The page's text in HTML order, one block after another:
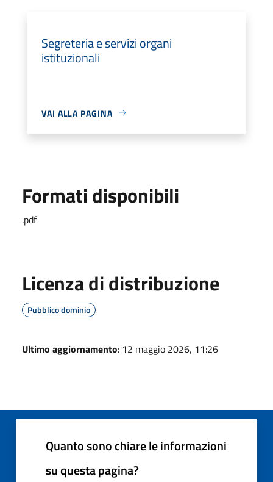
Segreteria e servizi organi
istituzionali
VAI ALLA PAGINA
Formati disponibili
.pdf
Licenza di distribuzione
Pubblico dominio
Ultimo aggiornamento: 12 maggio 2026, 11:26
Quanto sono chiare le informazioni
su questa pagina?